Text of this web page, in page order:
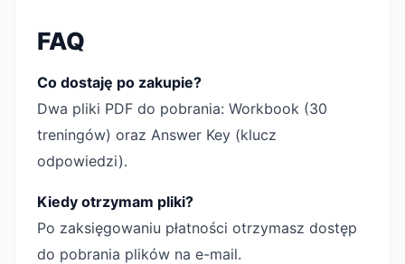
FAQ
Co dostaję po zakupie?
Dwa pliki PDF do pobrania: Workbook (30
treningów) oraz Answer Key (klucz
odpowiedzi).
Kiedy otrzymam pliki?
Po zaksięgowaniu płatności otrzymasz dostęp
do pobrania plików na e-mail.